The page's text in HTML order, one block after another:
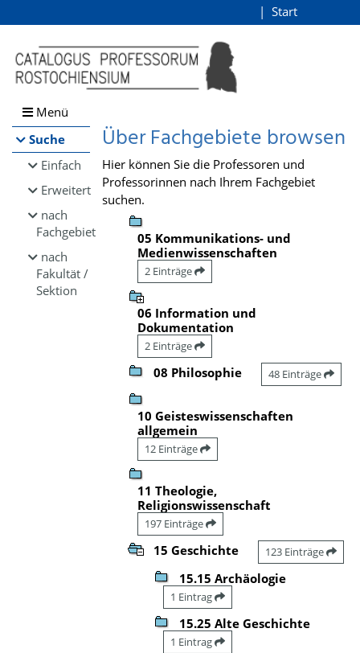
Browsen
direkt zum Inhalt
Start
Menü
Suche
Einfach
Erweitert
nach
Fachgebiet
nach
Fakultät /
Sektion
Über Fachgebiete browsen
Hier können Sie die Professoren und
Professorinnen nach Ihrem Fachgebiet
suchen.
05 Kommunikations- und
Medienwissenschaften
2 Einträge
06 Information und
Dokumentation
2 Einträge
08 Philosophie 48 Einträge
10 Geisteswissenschaften
allgemein
12 Einträge
11 Theologie,
Religionswissenschaft
197 Einträge
15 Geschichte 123 Einträge
15.15 Archäologie
1 Eintrag
15.25 Alte Geschichte
1 Eintrag